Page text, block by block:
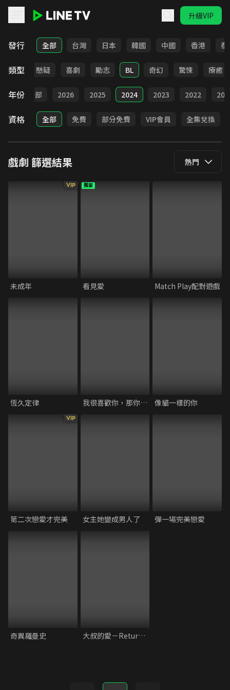
升級VIP
LINE TV - 戲劇
發行 全部 台灣 日本 韓國 中國 香港 泰
類型
甜寵 懸疑 喜劇 勵志 BL 奇幻 驚悚 療癒
年份 全部 2026 2025 2024 2023 2022
資格 全部 免費 部分免費 VIP會員 全集兌換
戲劇 篩選結果 熱門
VIP
未成年
獨家
看見愛 Match Play配對遊戲
恆久定律 我很喜歡你，那你呢？ 像貓一樣的你
VIP
第二次戀愛才完美 女主她變成男人了 彈一場完美戀愛
奇異羅曼史 大叔的愛－Returns－